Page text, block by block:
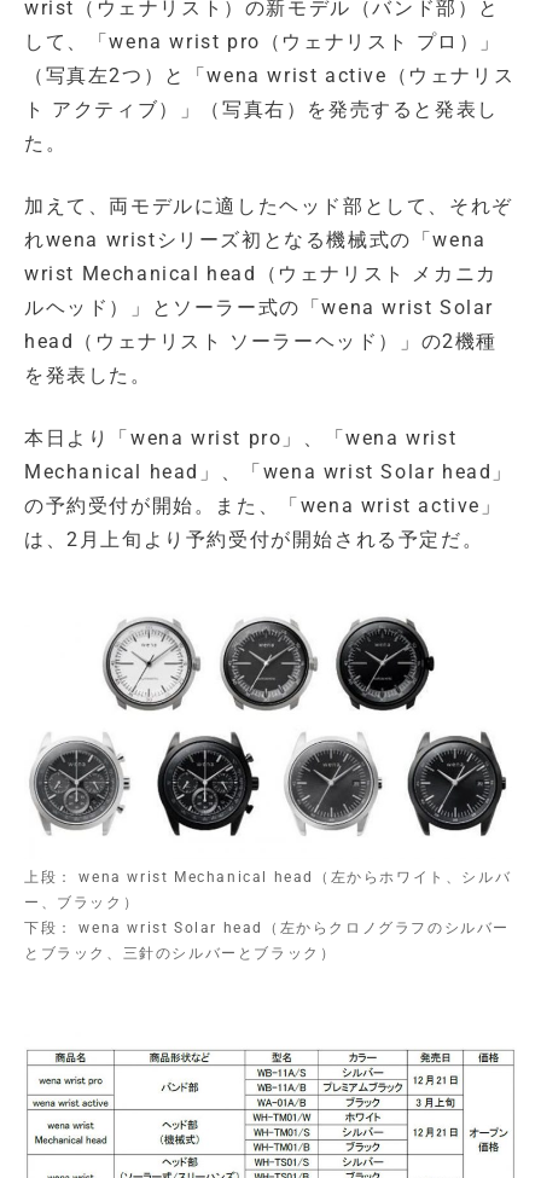
wrist（ウェナリスト）の新モデル（バンド部）と
して、「wena wrist pro（ウェナリスト プロ）」
（写真左2つ）と「wena wrist active（ウェナリス
ト アクティブ）」（写真右）を発売すると発表し
た。
加えて、両モデルに適したヘッド部として、それぞ
れwena wristシリーズ初となる機械式の「wena
wrist Mechanical head（ウェナリスト メカニカ
ルヘッド）」とソーラー式の「wena wrist Solar
head（ウェナリスト ソーラーヘッド）」の2機種
を発表した。
本日より「wena wrist pro」、「wena wrist
Mechanical head」、「wena wrist Solar head」
の予約受付が開始。また、「wena wrist active」
は、2月上旬より予約受付が開始される予定だ。
上段： wena wrist Mechanical head（左からホワイト、シルバ
ー、ブラック）
下段： wena wrist Solar head（左からクロノグラフのシルバー
とブラック、三針のシルバーとブラック）